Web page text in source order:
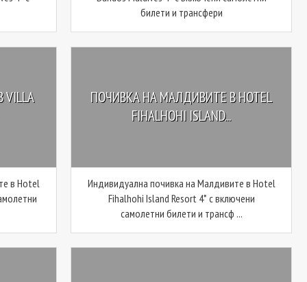
билети и трансфери
в Hotel
ПОЧИВКА НА МАЛДИВИТЕ В HOTEL
FIHALHOHI ISLAND...
Индивидуална почивка на Малдивите в Hotel
Fihalhohi Island Resort 4* с включени
самолетни билети и трансф ...